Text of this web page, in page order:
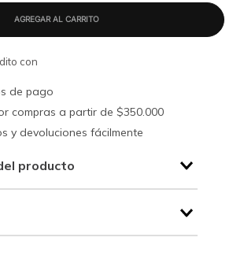
con
de pago
compras a partir de $350.000
y devoluciones fácilmente
producto